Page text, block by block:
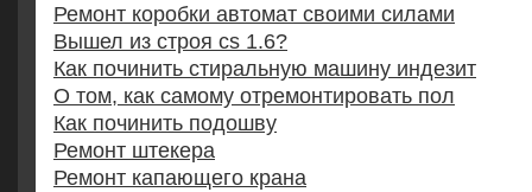
Ремонт коробки автомат своими силами
Вышел из строя cs 1.6?
Как починить стиральную машину индезит
О том, как самому отремонтировать пол
Как починить подошву
Ремонт штекера
Ремонт капающего крана